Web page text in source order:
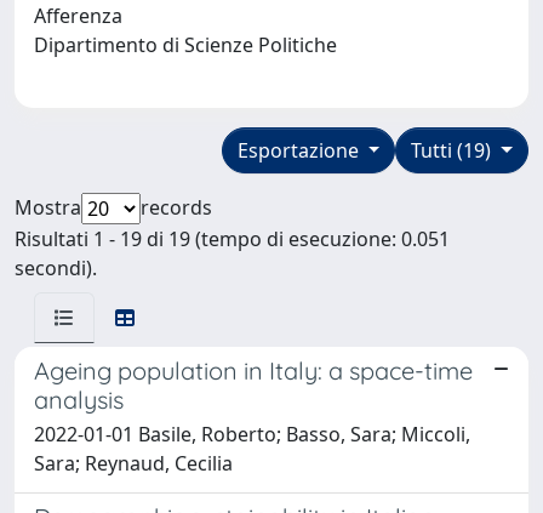
Afferenza
Dipartimento di Scienze Politiche
Tutti (19)
Esportazione
Mostra
records
Risultati 1 - 19 di 19 (tempo di esecuzione: 0.051
secondi).
Ageing population in Italy: a space-time
analysis
2022-01-01 Basile, Roberto; Basso, Sara; Miccoli,
Sara; Reynaud, Cecilia